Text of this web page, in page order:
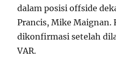
dalam posisi offside
Prancis, Mike Maignan.
dikonfirmasi setelah
VAR.